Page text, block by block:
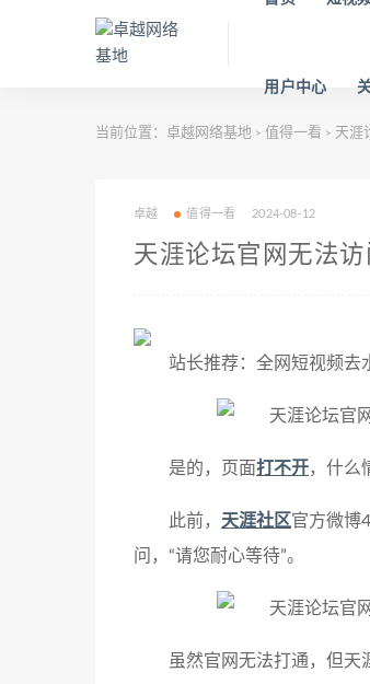
用户中心
当前位置： 卓越网络基地 > 值得一看 > 天涯
卓越 值得一看 2024-08-12
天涯论坛官网无法
站长推荐：全网短视频去
是的，页面打不开，什么
此前， 天涯社区官方微博
问，“请您耐心等待”。
虽然官网无法打通，但天